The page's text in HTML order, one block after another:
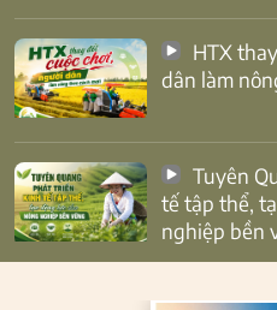
dân làm
tế tập thể,
nghiệp bền